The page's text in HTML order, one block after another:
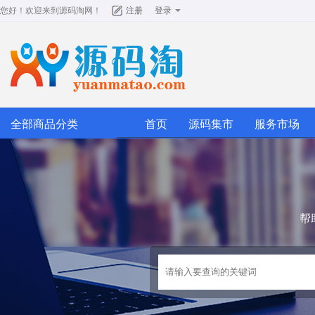
您好！欢迎来到 源码淘网 ！ 注册 登录
全部商品分类 首页 源码集市 服务市场
帮